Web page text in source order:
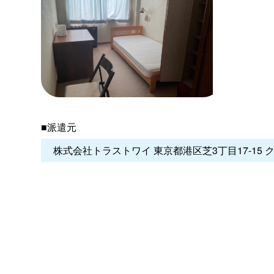
■派遣元
株式会社トラストワイ 東京都港区芝3丁目17-15